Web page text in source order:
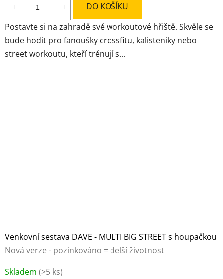
5,0
z
5
hvězdiček.
DO KOŠÍKU
Postavte si na zahradě své workoutové hřiště. Skvěle se
bude hodit pro fanoušky crossfitu, kalisteniky nebo
street workoutu, kteří trénují s...
Venkovní sestava DAVE - MULTI BIG STREET s houpačkou
Nová verze - pozinkováno = delší životnost
hodnocení
Skladem (>5 ks)